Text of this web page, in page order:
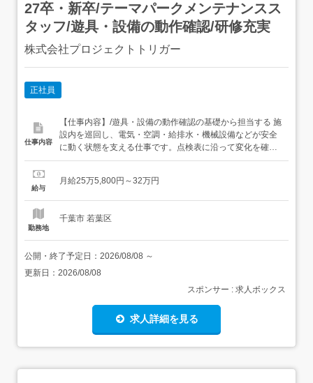
27卒・新卒/テーマパークメンテナンスス
タッフ/遊具・設備の動作確認/研修充実
株式会社プロジェクトトリガー
正社員
仕事内容
【仕事内容】/遊具・設備の動作確認の基礎から担当する 施
設内を巡回し、電気・空調・給排水・機械設備などが安全
に動く状態を支える仕事です。点検表に沿って変化を確認
し、異音・表示・外観などの気づきを記録して担当者へ共
順序から学び、点検の視点を身につけます。<担当業務> 工
給与
月給25万5,800円～32万円
勤務地
千葉市 若葉区
公開・終了予定日： 2026/08/08 ～
更新日： 2026/08/08
スポンサー : 求人ボックス
求人詳細を見る